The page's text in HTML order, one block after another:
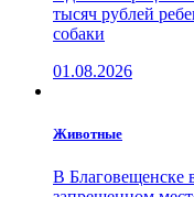
тысяч рублей
собаки
01.08.2026
Животные
В Благовещенске